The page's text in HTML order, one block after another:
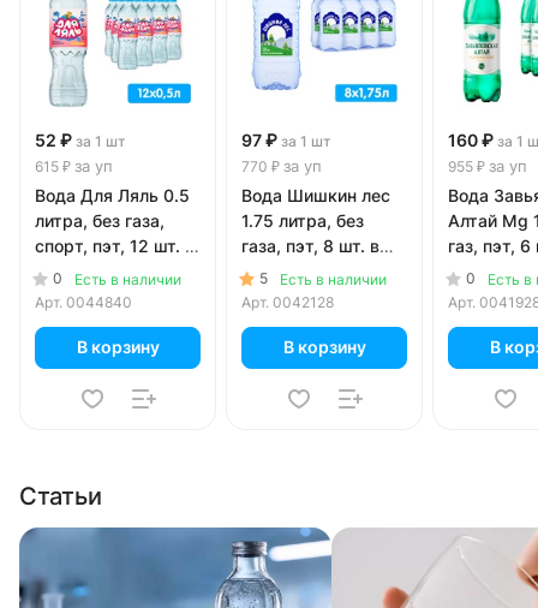
52 ₽ за 1 шт
615 ₽ за уп
Вода Для Ляль 0.5
литра, без газа,
спорт, пэт, 12 шт. в
уп.0
Есть в наличии
Арт. 0044840
В корзину
97 ₽ за 1 шт
770 ₽ за уп
Вода Шишкин лес
1.75 литра, без
газа, пэт, 8 шт. в
уп.5
Есть в наличии
Арт. 0042128
В корзину
160 ₽ за 1
955 ₽ за уп
Вода
Алтай Mg
0
Есть в
Арт.
В
Статьи